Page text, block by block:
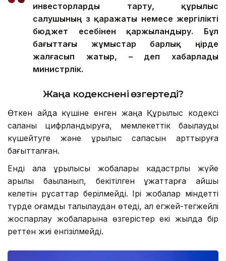
инвесторларды тарту, құрылыс
салушының өз қаражаты немесе жергілікті
бюджет есебінен қаржыландыру. Бұл
бағыттағы жұмыстар барлық өңірде
жалғасып жатыр, – деп хабарлады
министрлік.
Жаңа кодекснені өзгертеді?
Өткен айда күшіне енген жаңа Құрылыс кодексі
саланы цифрландыруға, мемлекеттік бақылауды
күшейтуге және құрылыс сапасын арттыруға
бағытталған.
Енді қала құрылысы жобалары кадастрлық жүйе
арқылы бақыланып, бекітілген құжаттарға қайшы
келетін рұқсаттар берілмейді. Ірі жобалар міндетті
түрде қоғамдық талқылаудан өтеді, ал егжей-тегжейлі
жоспарлау жобаларына өзгерістер екі жылда бір
реттен жиі енгізілмейді.